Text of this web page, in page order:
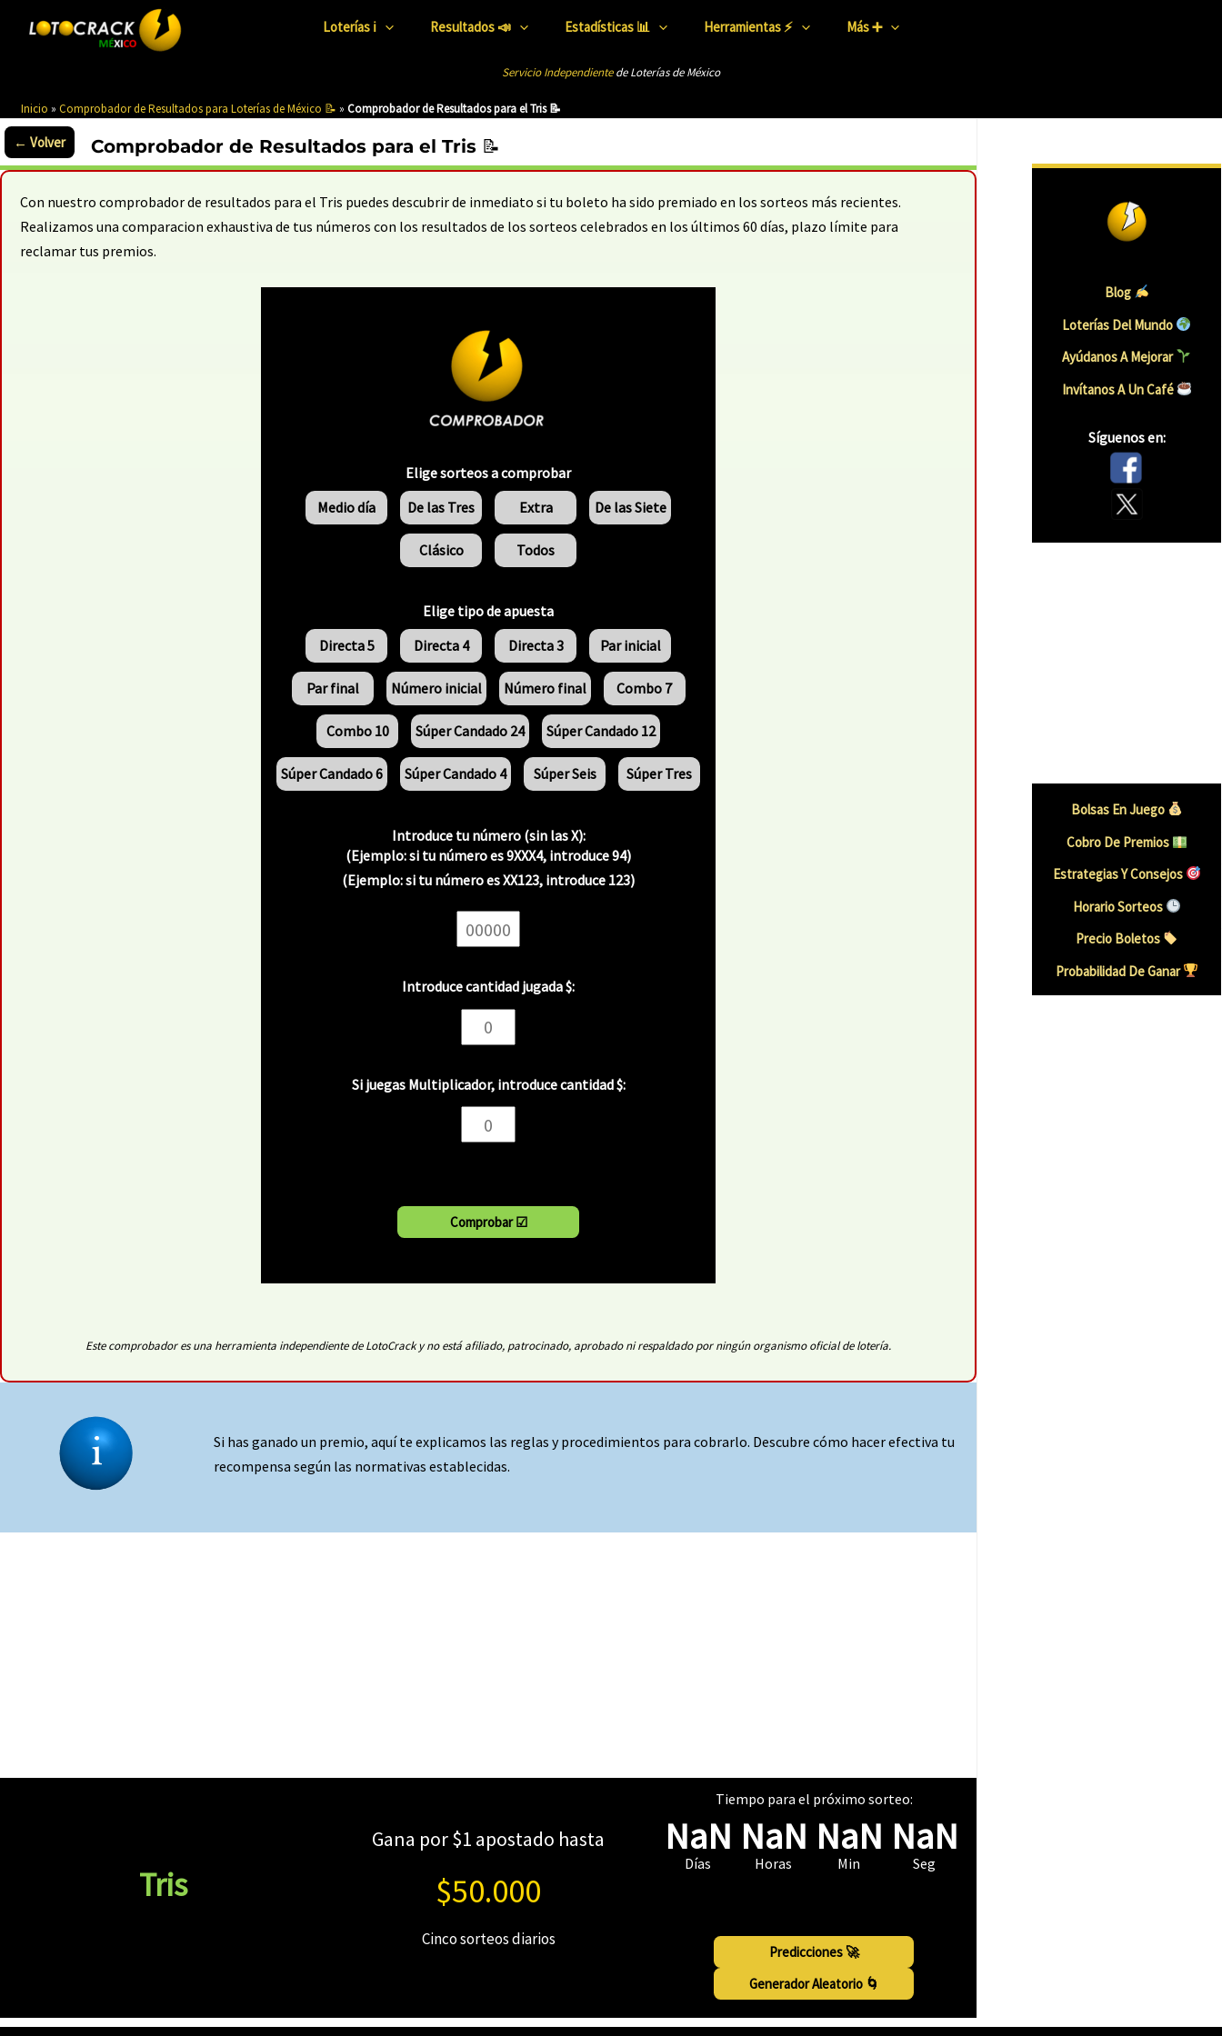
Loterías ℹ️ Resultados 📣 Estadísticas 📊 Herramientas ⚡ Más ➕
Servicio Independientede Loterías de México
Inicio » Comprobador de Resultados para Loterías de México 📝 » Comprobador de Resultados para el Tris 📝
Comprobador de Resultados para el Tris 📝
Con nuestro comprobador de resultados para el Tris puedes descubrir de inmediato si tu boleto ha sido premiado en los sorteos más recientes.
Realizamos una comparacion exhaustiva de tus números con los resultados de los sorteos celebrados en los últimos 60 días, plazo límite para
reclamar tus premios.
Elige sorteos a comprobar
Medio día
De las Tres Extra De las Siete
Clásico Todos
Elige tipo de apuesta
Directa 5
Directa 4 Directa 3 Par inicial
Par final Número inicial Número final Combo 7
Combo 10 Súper Candado 24 Súper Candado 12
Súper Candado 6 Súper Candado 4 Súper Seis Súper Tres
Introduce tu número (sin las X):
(Ejemplo: si tu número es 9XXX4, introduce 94)
(Ejemplo: si tu número es XX123, introduce 123)
Introduce cantidad jugada $:
Si juegas Multiplicador, introduce cantidad $:
Este comprobador es una herramienta independiente de LotoCrack y no está afiliado, patrocinado, aprobado ni respaldado por ningún organismo oficial de lotería.
Si has ganado un premio, aquí te explicamos las reglas y procedimientos para cobrarlo. Descubre cómo hacer efectiva tu
recompensa según las normativas establecidas.
Tris
Gana por $1 apostado hasta
$50.000
Cinco sorteos diarios
Tiempo para el próximo sorteo:
NaN
Días
NaN
Horas
NaN
Min
NaN
Seg
Predicciones 🚀
Generador Aleatorio 🌀
Blog
Loterías Del Mundo
Ayúdanos A Mejorar
Invítanos A Un Café
Síguenos en:
Bolsas En Juego
Cobro De Premios
Estrategias Y Consejos
Horario Sorteos
Precio Boletos
Probabilidad De Ganar